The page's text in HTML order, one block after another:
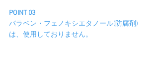
POINT 03
パラベン・フェノキシエタノール(防腐剤)
は、使用しておりません。